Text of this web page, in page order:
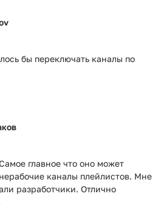
бы переключать каналы по
главное что оно может
каналы плейлистов. Мне
разработчики. Отлично